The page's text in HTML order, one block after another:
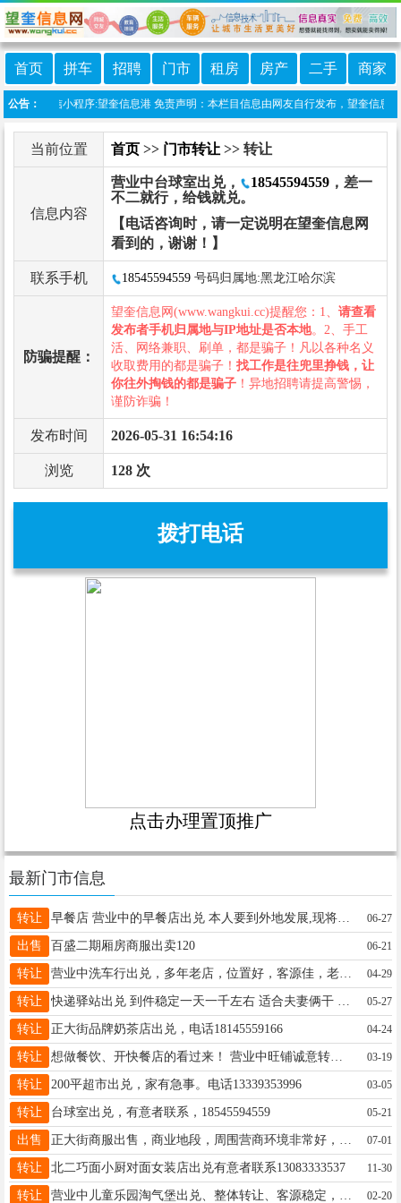
首页 拼车 招聘 门市 租房 房产 二手 商家
公告：
上线微信小程序:望奎信息港 免责声明：本栏目信息由网友自行发布，望奎信息
当前位置 首页 >> 门市转让 >> 转让
信息内容
营业中台球室出兑， 18545594559 ，差一
不二就行，给钱就兑。
【电话咨询时，请一定说明在望奎信息网
看到的，谢谢！】
联系手机 18545594559 号码归属地:黑龙江哈尔滨
防骗提醒：
望奎信息网(www.wangkui.cc)提醒您：1、 请查看
发布者手机归属地与IP地址是否本地。2、手工
活、网络兼职、刷单，都是骗子！凡以各种名义
收取费用的都是骗子！ 找工作是往兜里挣钱，让
你往外掏钱的都是骗子 ！异地招聘请提高警惕，
谨防诈骗！
发布时间 2026-05-31 16:54:16
浏览 128 次
拨打电话
点击办理置顶推广
最新门市信息
转让 早餐店 营业中的早餐店出兑 本人要到外地发展,现将营业中的早餐店出兑，接手就能赚钱，客源稳定，价格面谈。联系电话15046580022 06-27
出售 百盛二期厢房商服出卖120 06-21
转让 营业中洗车行出兑，多年老店，位置好，客源佳，老顾客多，无需养店，接手即可盈利，非诚勿扰，诚心出兑，正常营业中，联系电话：15545510961 忙时未接请稍后联系 04-29
转让 05-27
转让 正大街品牌奶茶店出兑，电话18145559166 04-24
转让 想做餐饮、开快餐店的看过来！ 营业中旺铺诚意转让， 位置好、客流大、老客多、全套设备， 无需重新装修，直接开店赚钱， 因个人原因转让，非店问题，可实地考察。15326555526 03-19
转让 200平超市出兑，家有急事。电话13339353996 03-05
转让 台球室出兑，有意者联系，18545594559 05-21
出售 07-01
转让 北二巧面小厨对面女装店出兑有意者联系13083333537 11-30
转让 02-20